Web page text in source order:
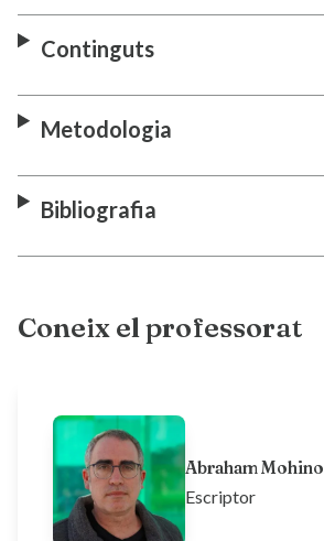
Continguts
Metodologia
Bibliografia
Coneix el professorat
Abraham Mohino
Escriptor